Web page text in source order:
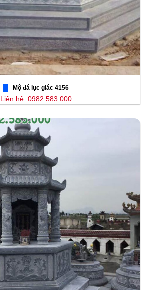
Mộ đá lục giác 4156
Liên hệ: 0982.583.000